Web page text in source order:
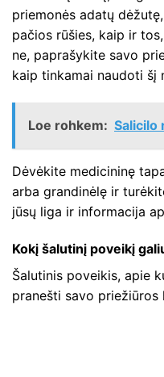
priemonės adatų
pačios rūšies, kaip ir
ne, paprašykite savo
kaip tinkamai naudoti šį
Loe rohkem: Salicilo
Dėvėkite medicininę
arba grandinėlę ir
jūsų liga ir informacija
Kokį šalutinį poveikį
Šalutinis poveikis, apie
pranešti savo priežiūros